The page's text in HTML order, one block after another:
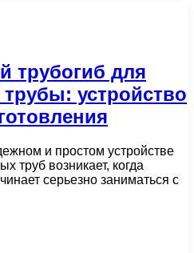
трубогиб для
устройство
и простом устройстве
труб возникает, когда
серьезно заниматься с